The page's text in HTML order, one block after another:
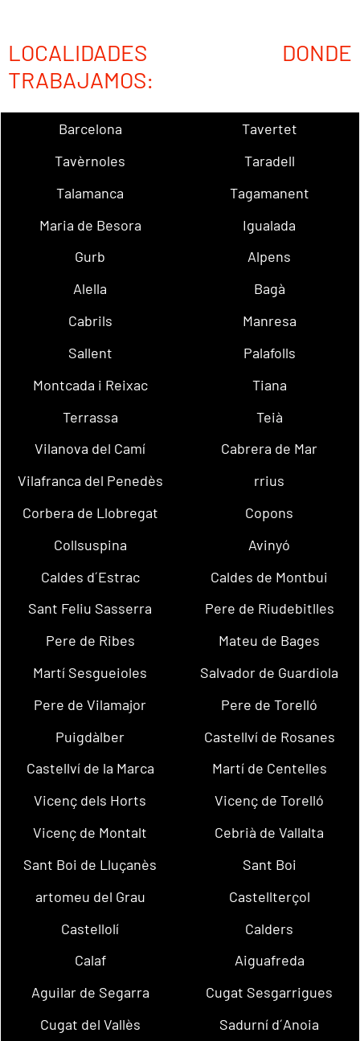
LOCALIDADES DONDE
TRABAJAMOS:
Barcelona
Tavertet
Tavèrnoles
Taradell
Talamanca
Tagamanent
Maria de Besora
Igualada
Gurb
Alpens
Alella
Bagà
Cabrils
Manresa
Sallent
Palafolls
Montcada i Reixac
Tiana
Terrassa
Teià
Vilanova del Camí
Cabrera de Mar
Vilafranca del Penedès
rrius
Corbera de Llobregat
Copons
Collsuspina
Avinyó
Caldes d´Estrac
Caldes de Montbui
Sant Feliu Sasserra
Pere de Riudebitlles
Pere de Ribes
Mateu de Bages
Martí Sesgueioles
Salvador de Guardiola
Pere de Vilamajor
Pere de Torelló
Puigdàlber
Castellví de Rosanes
Castellví de la Marca
Martí de Centelles
Vicenç dels Horts
Vicenç de Torelló
Vicenç de Montalt
Cebrià de Vallalta
Sant Boi de Lluçanès
Sant Boi
artomeu del Grau
Castellterçol
Castellolí
Calders
Calaf
Aiguafreda
Aguilar de Segarra
Cugat Sesgarrigues
Cugat del Vallès
Sadurní d´Anoia